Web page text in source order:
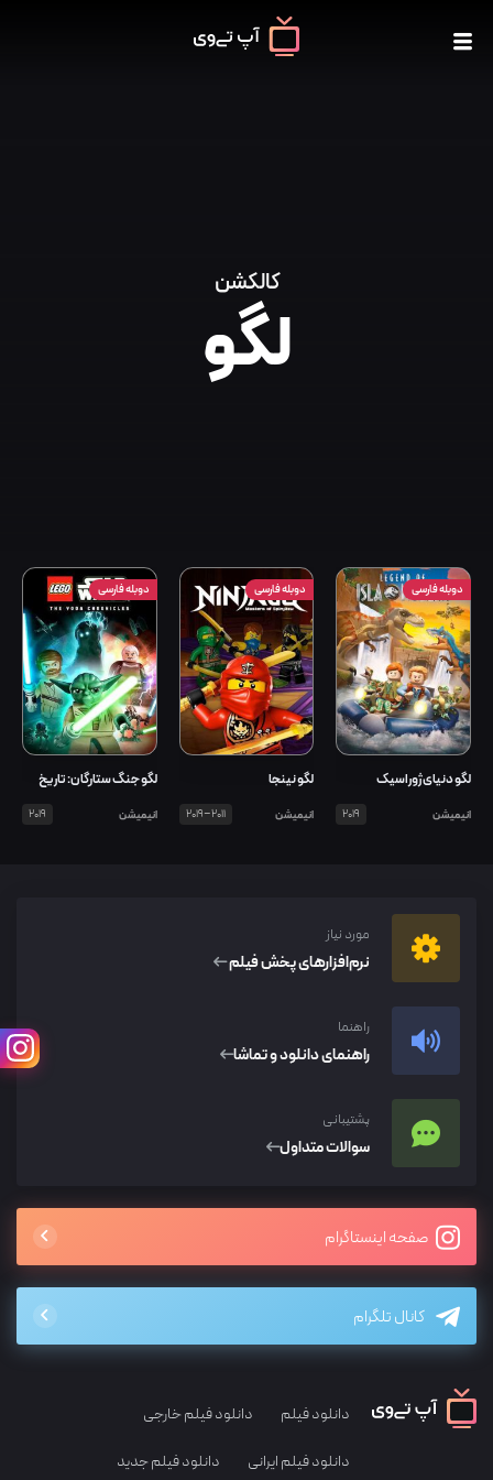
کالکشن
لگو
دوبله فارسی
لگو دنیای ژوراسیک
انیمیشن 2019
دوبله فارسی
لگو نینجا
انیمیشن 2011–2019
دوبله فارسی
لگو جنگ ستارگان: تاریخ
یودا
انیمیشن 2019
مورد نیاز
نرم‌افزار‌های پخش فیلم
راهنما
راهنمای دانلود و تماشا
پشتیبانی
سوالات متداول
صفحه اینستاگرام
کانال تلگرام
دانلود فیلم دانلود فیلم خارجی
دانلود فیلم ایرانی دانلود فیلم جدید